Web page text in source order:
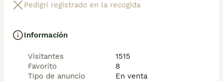
Pedigrí registrado en la recogida
Información
Visitantes
1515
Favorito
8
Tipo de anuncio
En venta